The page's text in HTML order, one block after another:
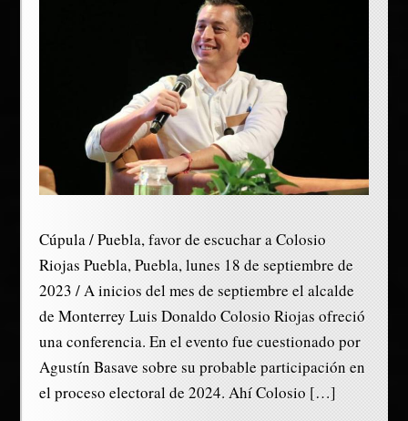
Cúpula / Puebla, favor de escuchar a Colosio
Riojas Puebla, Puebla, lunes 18 de septiembre de
2023 / A inicios del mes de septiembre el alcalde
de Monterrey Luis Donaldo Colosio Riojas ofreció
una conferencia. En el evento fue cuestionado por
Agustín Basave sobre su probable participación en
el proceso electoral de 2024. Ahí Colosio […]